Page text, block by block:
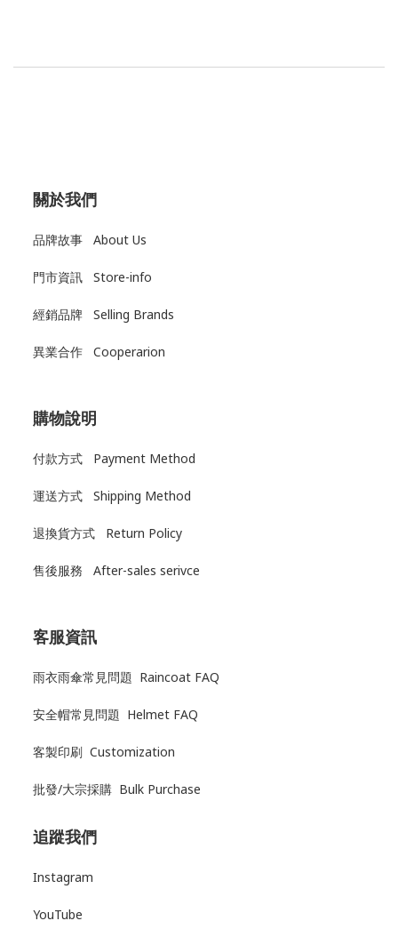
關於我們
品牌故事 About Us
門市資訊 Store-info
經銷品牌 Selling Brands
異業合作 Cooperarion
購物說明
付款方式 Payment Method
運送方式 Shipping Method
退換貨方式 Return Policy
售後服務 After-sales serivce
客服資訊
雨衣雨傘常見問題 Raincoat FAQ
安全帽常見問題 Helmet FAQ
客製印刷 Customization
批發/大宗採購 Bulk Purchase
追蹤我們
Instagram
YouTube